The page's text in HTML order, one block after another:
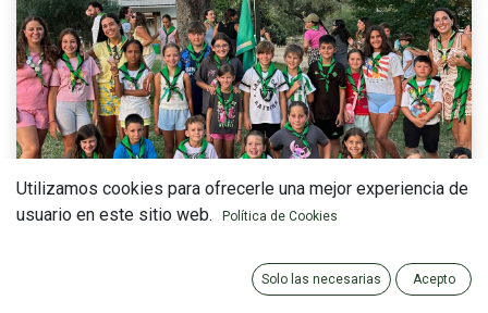
Utilizamos cookies para ofrecerle una mejor experiencia de
usuario en este sitio web.
Política de Cookies
Solo las necesarias Acepto